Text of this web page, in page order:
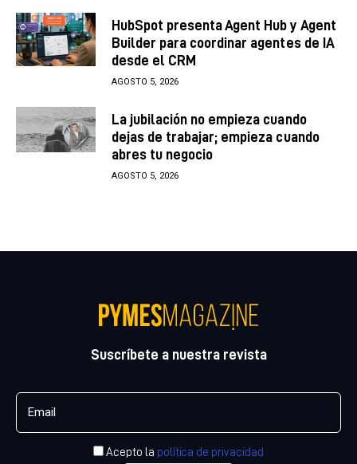
HubSpot presenta Agent Hub y Agent
Builder para coordinar agentes de IA
desde el CRM
AGOSTO 5, 2026
La jubilación no empieza cuando
dejas de trabajar; empieza cuando
abres tu negocio
AGOSTO 5, 2026
Suscríbete a nuestra revista
Acepto la política de privacidad